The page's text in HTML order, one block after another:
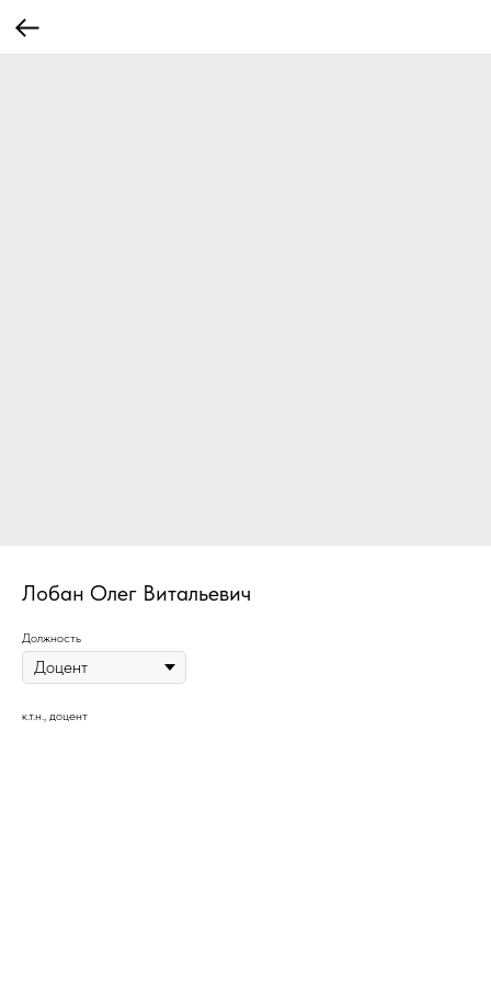
Лобан Олег Витальевич
Должность
к.т.н., доцент